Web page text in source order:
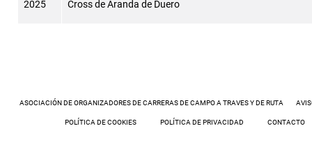
2025
Cross de Aranda de Duero
ASOCIACIÓN DE ORGANIZADORES DE CARRERAS DE CAMPO A TRAVES Y DE RUTA
POLÍTICA DE COOKIES POLÍTICA DE PRIVACIDAD CONTACTO